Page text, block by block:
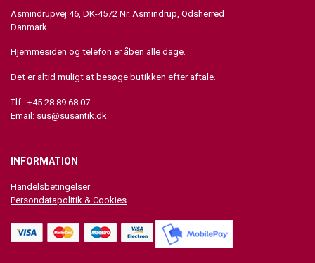
Asmindrupvej 46, DK-4572 Nr. Asmindrup, Odsherred
Danmark.
Hjemmesiden og telefon er åben alle dage.
Det er altid muligt at besøge butikken efter aftale.
Tlf : +45 28 89 68 07
Email: sus@susantik.dk
INFORMATION
Handelsbetingelser
Persondatapolitik & Cookies